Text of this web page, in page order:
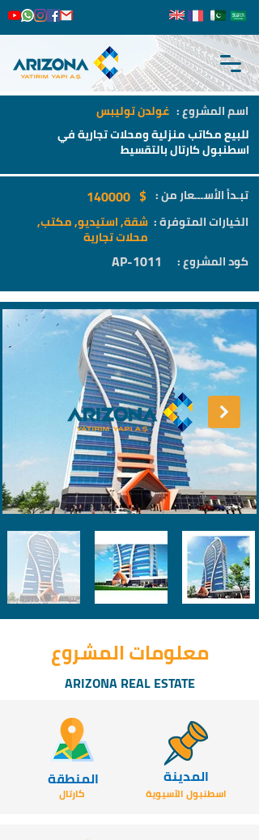
اسم المشروع :
للبيع مكاتب منزلية ومحلات تجارية في
اسطنبول كارتال بالتقسيط
غولدن توليبس
تبـدأ الأســـعار من : 140000
الخيارات المتوفرة : شقة, استيديو, مكتب,
محلات تجارية
كود المشروع :
AP-1011
$
المنطقة
كارتال
المدينة
اسطنبول الآسيوية
معلومات المشروع
ARIZONA REAL ESTATE